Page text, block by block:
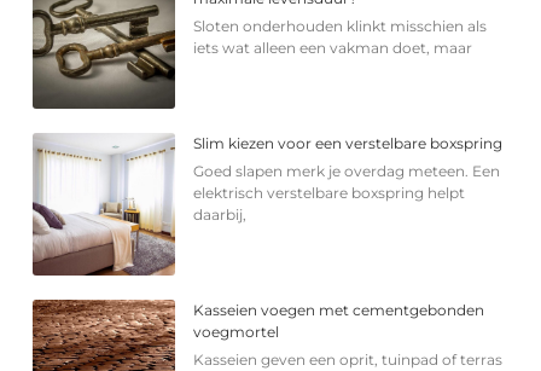
Sloten onderhouden klinkt misschien als
iets wat alleen een vakman doet, maar
Slim kiezen voor een verstelbare boxspring
Goed slapen merk je overdag meteen. Een
elektrisch verstelbare boxspring helpt
daarbij,
Kasseien voegen met cementgebonden
voegmortel
Kasseien geven een oprit, tuinpad of terras